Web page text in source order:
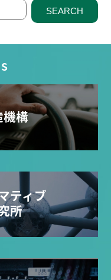
SEARCH
構
ティブ
所